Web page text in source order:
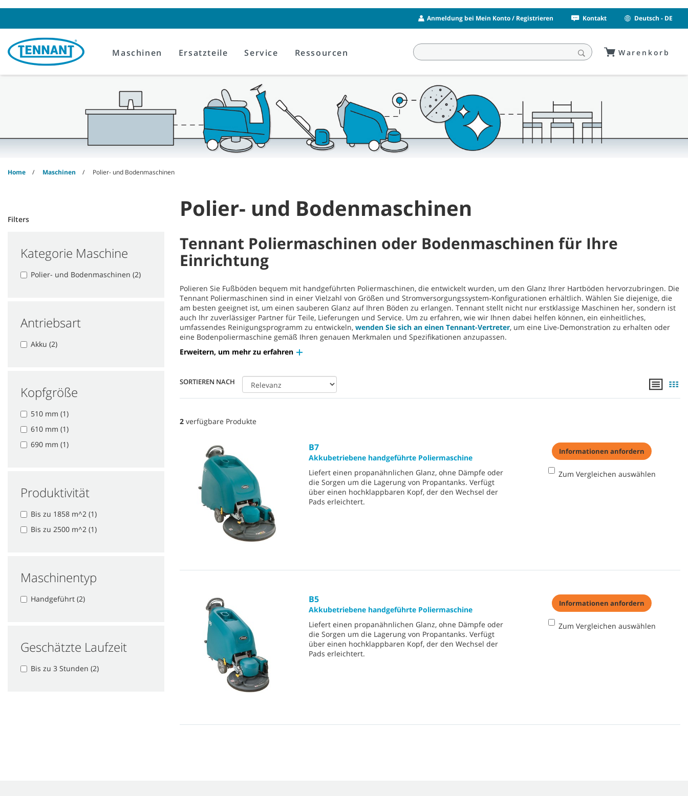
Anmeldung bei Mein Konto / Registrieren Kontakt Deutsch - DE
Maschinen Ersatzteile Service Ressourcen Warenkorb
Home Maschinen Polier- und Bodenmaschinen
Polier- und Bodenmaschinen
Tennant Poliermaschinen oder Bodenmaschinen für Ihre
Einrichtung
Polieren Sie Fußböden bequem mit handgeführten Poliermaschinen, die entwickelt wurden, um den Glanz Ihrer Hartböden hervorzubringen. Die
Tennant Poliermaschinen sind in einer Vielzahl von Größen und Stromversorgungssystem-Konfigurationen erhältlich. Wählen Sie diejenige, die
am besten geeignet ist, um einen sauberen Glanz auf Ihren Böden zu erlangen. Tennant stellt nicht nur erstklassige Maschinen her, sondern ist
auch Ihr zuverlässiger Partner für Teile, Lieferungen und Service. Um zu erfahren, wie wir Ihnen dabei helfen können, ein einheitliches,
umfassendes Reinigungsprogramm zu entwickeln, wenden Sie sich an einen Tennant-Vertreter, um eine Live-Demonstration zu erhalten oder
eine Bodenpoliermaschine gemäß Ihren genauen Merkmalen und Spezifikationen anzupassen.
Erweitern, um mehr zu erfahren
SORTIEREN NACH
Filters
Kategorie Maschine
Polier- und Bodenmaschinen (2)
Antriebsart
Akku (2)
Kopfgröße
510 mm (1)
610 mm (1)
690 mm (1)
Produktivität
Bis zu 1858 m^2 (1)
Bis zu 2500 m^2 (1)
Maschinentyp
Handgeführt (2)
Geschätzte Laufzeit
Bis zu 3 Stunden (2)
2 verfügbare Produkte
B7
Akkubetriebene handgeführte Poliermaschine
Liefert einen propanähnlichen Glanz, ohne Dämpfe oder
die Sorgen um die Lagerung von Propantanks. Verfügt
über einen hochklappbaren Kopf, der den Wechsel der
Pads erleichtert.
Informationen anfordern
Zum Vergleichen auswählen
B5
Akkubetriebene handgeführte Poliermaschine
Liefert einen propanähnlichen Glanz, ohne Dämpfe oder
die Sorgen um die Lagerung von Propantanks. Verfügt
über einen hochklappbaren Kopf, der den Wechsel der
Pads erleichtert.
Informationen anfordern
Zum Vergleichen auswählen